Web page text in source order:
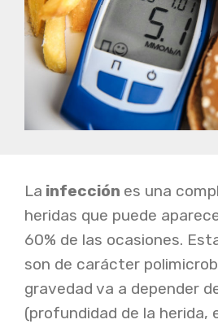
La infección es una
heridas que puede
60% de las ocasiones.
son de carácter
gravedad va a depender
(profundidad de la herida,